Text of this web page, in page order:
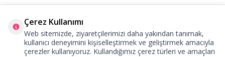
Çerez Kullanımı
Web sitemizde, ziyaretçilerimizi daha yakından tanımak,
kullanıcı deneyimini kişiselleştirmek ve geliştirmek amacıyla
çerezler kullanıyoruz. Kullandığımız çerez türleri ve amaçları